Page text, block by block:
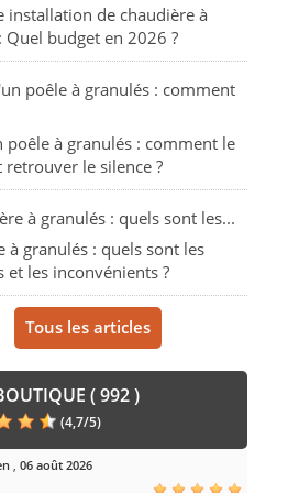
installation de chaudière à
Quel budget en 2026 ?
poêle à granulés : comment le
retrouver le silence ?
à granulés : quels sont les
et les inconvénients ?
Tous les articles
( 992 )
(4,7/5)
, 06 août 2026